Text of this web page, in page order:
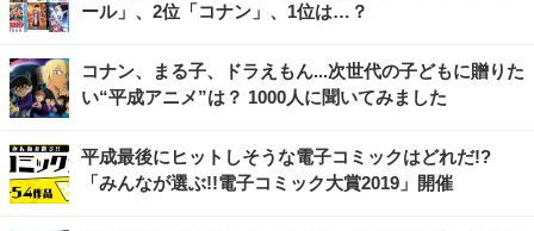
ール」、2位「コナン」、1位は…？
コナン、まる子、ドラえもん...次世代の子どもに贈りた
い“平成アニメ”は？ 1000人に聞いてみました
平成最後にヒットしそうな電子コミックはどれだ!?
「みんなが選ぶ!!電子コミック大賞2019」開催